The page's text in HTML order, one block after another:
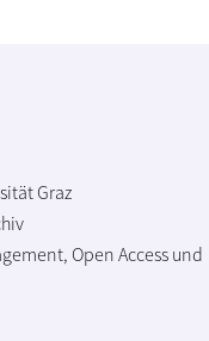
Graz
Open Access und